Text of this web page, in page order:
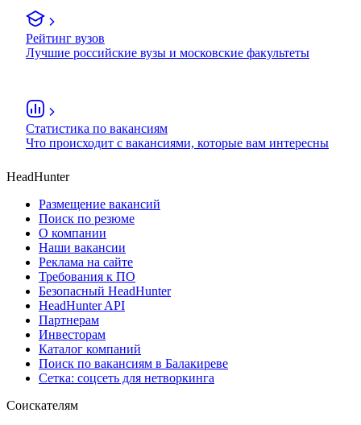
Рейтинг вузов
Лучшие российские вузы и московские факультеты
Статистика по вакансиям
Что происходит с вакансиями, которые вам интересны
HeadHunter
Размещение вакансий
Поиск по резюме
О компании
Наши вакансии
Реклама на сайте
Требования к ПО
Безопасный HeadHunter
HeadHunter API
Партнерам
Инвесторам
Каталог компаний
Поиск по вакансиям в Балакиреве
Сетка: соцсеть для нетворкинга
Соискателям